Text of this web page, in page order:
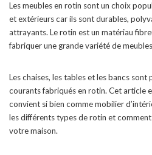
Les meubles en rotin sont un choix
et extérieurs car ils sont durables,
attrayants. Le rotin est un matériau
fabriquer une grande variété de
Les chaises, les tables et les bancs sont
courants fabriqués en rotin. Cet article
convient si bien comme mobilier
les différents types de rotin et comment
votre maison.